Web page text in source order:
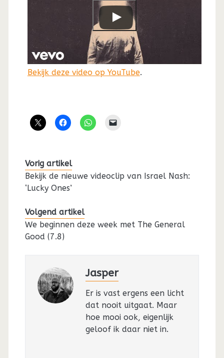
Bekijk deze video op YouTube.
Vorig artikel
Bekijk de nieuwe videoclip van Israel Nash:
‘Lucky Ones’
Volgend artikel
We beginnen deze week met The General
Good (7.8)
Jasper
Er is vast ergens een licht
dat nooit uitgaat. Maar
hoe mooi ook, eigenlijk
geloof ik daar niet in.